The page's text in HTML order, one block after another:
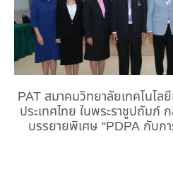
PAT สมาคมวิทยาลัยเทคโนโล
ประเทศไทย ในพระราชูปถัมภ์
บรรยายพิเศษ “PDPA กับก